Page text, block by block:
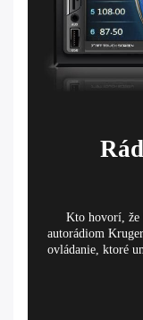
Kto hovorí, že
autorádiom
ovládanie, ktoré